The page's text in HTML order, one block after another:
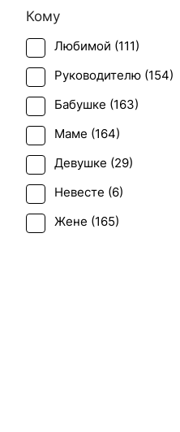
День учителя (
Пасха (6)
Первое свидание (156
Последний звонок (
Рождение ребенка (
Рождество (9
Свадьба (2)
Татьянин день (
Кому
Любимой (111)
Руководителю (154)
Бабушке (163)
Маме (164)
Девушке (29)
Невесте (6)
Жене (165)